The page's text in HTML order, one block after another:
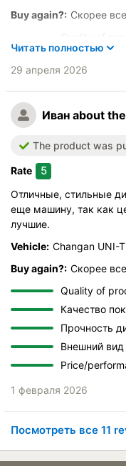
Buy again?: Скорее
Качество
Прочность
Внешний вид
Price/
Читать полностью
29 апреля 2026
Иван about
The product was
Rate 5
Отличные, стильные
еще машину, так как
лучшие.
Vehicle: Changan UNI-T
Buy again?: Скорее
Quality of
Качество
Прочность
Внешний вид
Price/
1 февраля 2026
Посмотреть все 11